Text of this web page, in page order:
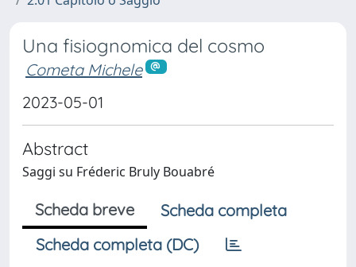
Una fisiognomica del cosmo
Cometa Michele
2023-05-01
Abstract
Saggi su Fréderic Bruly Bouabré
Scheda breve
Scheda completa
Scheda completa (DC)